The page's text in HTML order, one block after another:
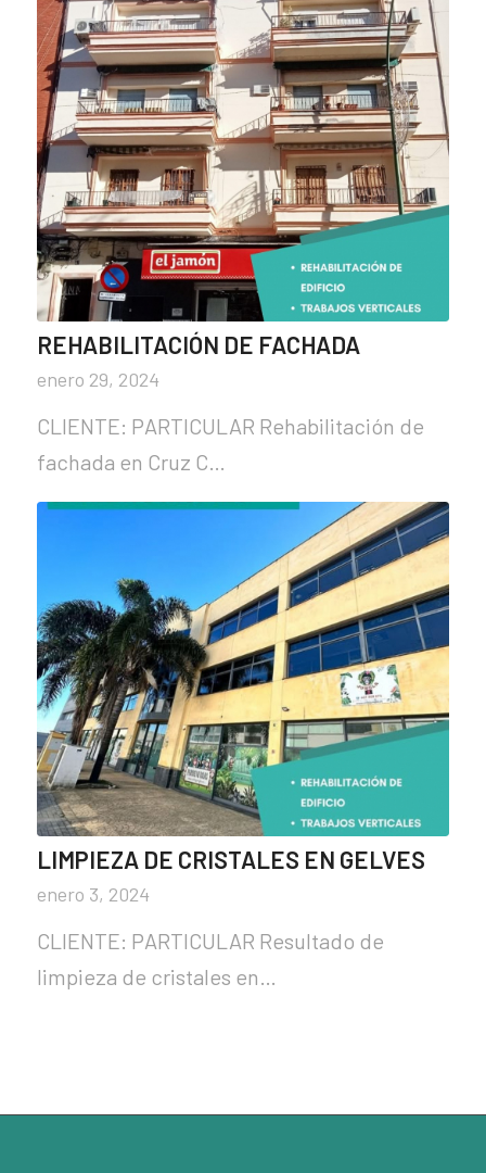
REHABILITACIÓN DE FACHADA
enero 29, 2024
CLIENTE: PARTICULAR Rehabilitación de
fachada en Cruz C…
LIMPIEZA DE CRISTALES EN GELVES
enero 3, 2024
CLIENTE: PARTICULAR Resultado de
limpieza de cristales en…